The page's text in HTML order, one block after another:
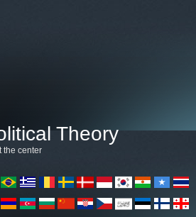
Theory
the center